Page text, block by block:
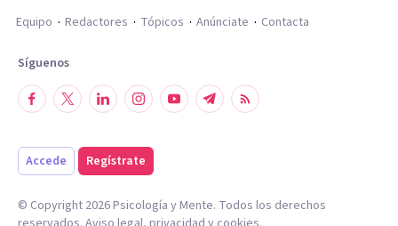
Equipo
Redactores Tópicos Anúnciate Contacta
Síguenos
Accede Regístrate
© Copyright 2026Psicología y Mente. Todos los derechos